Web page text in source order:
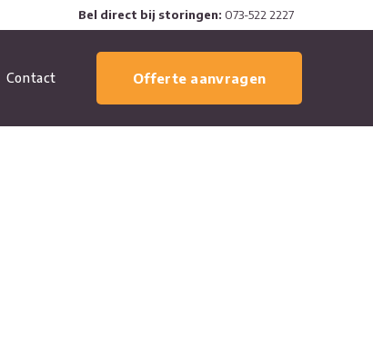
Bel direct bij storingen: 073-522 2227
Offerte aanvragen
Contact